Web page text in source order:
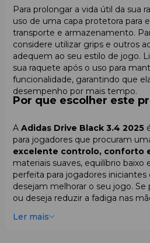
Para prolongar a vida útil da sua
uso de uma capa protetora para
transporte e armazenamento.
considere utilizar grips e outros
adequem ao seu estilo de jogo.
sua raquete após o uso para
funcionalidade, garantindo que
desempenho por mais tempo.
Por que escolher este
A Adidas Drive Black 3.4 2025
para jogadores que procuram
excelente controlo, conforto
materiais suaves, equilíbrio baixo
perfeita para jogadores
desejam melhorar o seu jogo.
ou deseja reduzir a fadiga nas
Ler mais